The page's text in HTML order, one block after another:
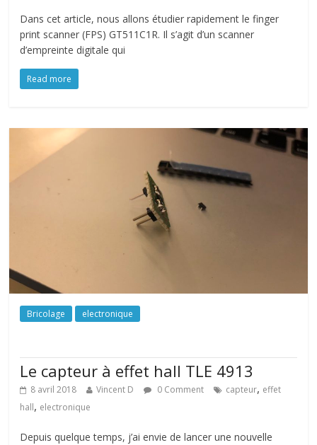
Dans cet article, nous allons étudier rapidement le finger
print scanner (FPS) GT511C1R. Il s’agit d’un scanner
d’empreinte digitale qui
Read more
Bricolage electronique
Le capteur à effet hall TLE 4913
8 avril 2018 Vincent D 0 Comment capteur, effet
hall, electronique
Depuis quelque temps, j’ai envie de lancer une nouvelle